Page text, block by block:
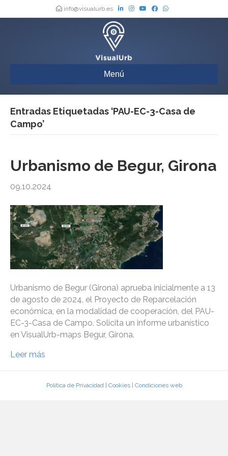
info@visualurb.es
Menú
Entradas Etiquetadas ‘PAU-EC-3-Casa de
Campo’
Urbanismo de Begur, Girona
09.10.2024
Urbanismo de Begur (Girona) aprueba inicialmente a 13
de agosto de 2024, el Proyecto de Reparcelación
económica, en la modalidad de cooperación, del PAU-
EC-3-Casa de Campo. Solicita un informe urbanístico
en VisualUrb-maps Begur, Girona.
Leer más
Política de Privacidad| Cookies| Condiciones web